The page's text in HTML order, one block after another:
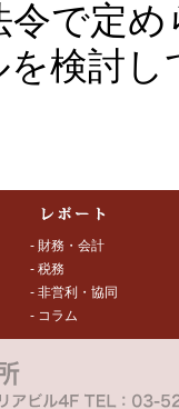
で定
検討
- 財務・会計
- 税務
- 非営利・協同
- コラム